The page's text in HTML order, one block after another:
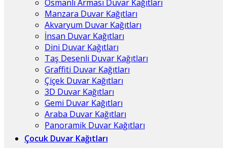
Osmanlı Arması Duvar Kağıtları
Manzara Duvar Kağıtları
Akvaryum Duvar Kağıtları
İnsan Duvar Kağıtları
Dini Duvar Kağıtları
Taş Desenli Duvar Kağıtları
Graffiti Duvar Kağıtları
Çiçek Duvar Kağıtları
3D Duvar Kağıtları
Gemi Duvar Kağıtları
Araba Duvar Kağıtları
Panoramik Duvar Kağıtları
Çocuk Duvar Kağıtları